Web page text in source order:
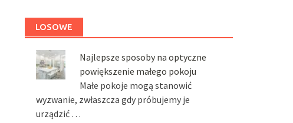
LOSOWE
Najlepsze sposoby na optyczne
powiększenie małego pokoju
Małe pokoje mogą stanowić
wyzwanie, zwłaszcza gdy próbujemy je
urządzić …